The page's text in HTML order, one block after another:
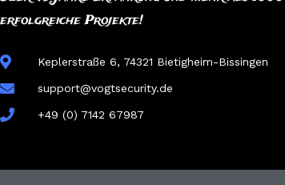
erfolgreiche Projekte!
Keplerstraße 6, 74321 Bietigheim-Bissingen
support@vogtsecurity.de
+49 (0) 7142 67987